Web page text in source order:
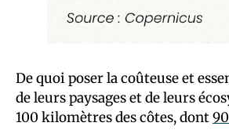
De quoi poser la coûteuse et
de leurs paysages et de leurs
100 kilomètres des côtes, dont